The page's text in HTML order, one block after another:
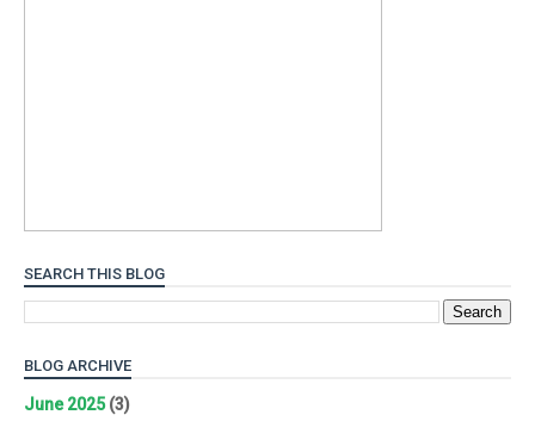
SEARCH THIS BLOG
BLOG ARCHIVE
June 2025(3)